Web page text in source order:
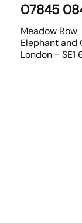
07845
Meadow Row
Elephant and
London - SE1